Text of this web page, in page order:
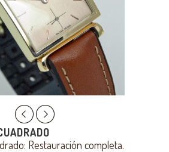
Restauración completa.